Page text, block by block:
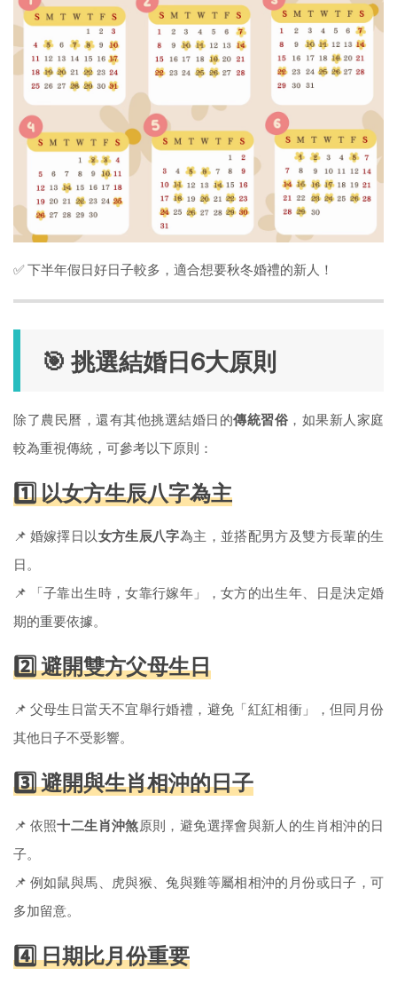
✅ 下半年假日好日子較多，適合想要秋冬婚禮的新人！
🎯 挑選結婚日6大原則
除了農民曆，還有其他挑選結婚日的傳統習俗 ，如果新人家庭
較為重視傳統，可參考以下原則：
1️⃣ 以女方生辰八字為主
📌 婚嫁擇日以女方生辰八字為主，並搭配男方及雙方長輩的生
日。
📌 「子靠出生時，女靠行嫁年」，女方的出生年、日是決定婚
期的重要依據。
2️⃣ 避開雙方父母生日
📌 父母生日當天不宜舉行婚禮，避免「紅紅相衝」，但同月份
其他日子不受影響。
3️⃣ 避開與生肖相沖的日子
📌 依照十二生肖沖煞原則，避免選擇會與新人的生肖相沖的日
子。
📌 例如鼠與馬、虎與猴、兔與雞等屬相相沖的月份或日子，可
多加留意。
4️⃣ 日期比月份重要